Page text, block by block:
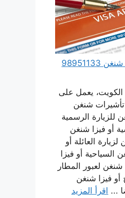
مكتب استخراج فيزا شنغن 98951133
يعمل على
تأشيرات شنغن
للزيارة الرسمية
أو فيزا شنغن
العائلة أو
السياحية أو فيزا
لعبور المطار
أو فيزا شنغن
... اقرأ المزيد